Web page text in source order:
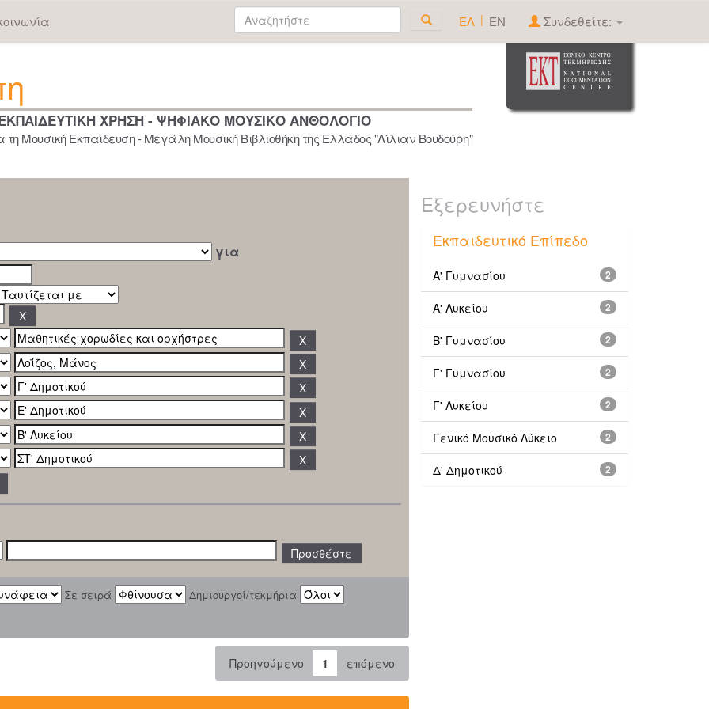
ΕΛ | EN Συνδεθείτε:
ΧΡΗΣΗ - ΨΗΦΙΑΚΟ ΜΟΥΣΙΚΟ ΑΝΘΟΛΟΓΙΟ
Μουσική Εκπαίδευση - Μεγάλη Μουσική Βιβλιοθήκη της Ελλάδος "Λίλιαν Βουδούρη"
για
Σε σειρά Δημιουργοί/τεκμήρια
Προηγούμενο 1 επόμενο
Εξερευνήστε
Εκπαιδευτικό Επίπεδο
2
Α' Γυμνασίου
2
Α' Λυκείου
2
Β' Γυμνασίου
2
Γ' Γυμνασίου
2
Γ' Λυκείου
2
Γενικό Μουσικό Λύκειο
2
Δ' Δημοτικού